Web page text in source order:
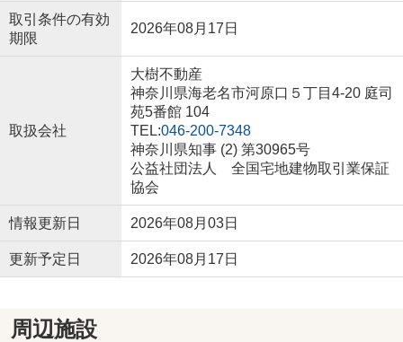
取引条件の有効
期限
2026年08月17日
取扱会社
大樹不動産
神奈川県海老名市河原口５丁目4-20 庭司
苑5番館 104
TEL:046-200-7348
神奈川県知事 (2) 第30965号
公益社団法人 全国宅地建物取引業保証
協会
情報更新日 2026年08月03日
更新予定日 2026年08月17日
周辺施設